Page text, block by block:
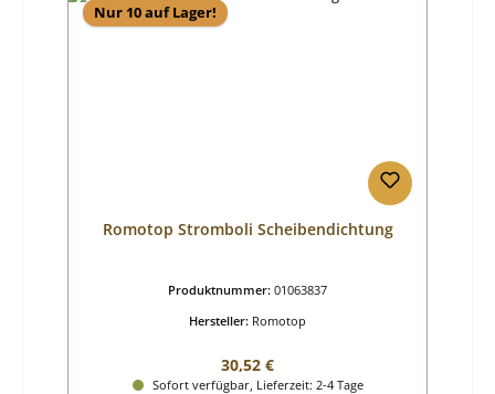
Nur 10 auf Lager!
Romotop Stromboli Scheibendichtung
Produktnummer: 01063837
Hersteller: Romotop
Regulärer Preis:
30,52 €
Sofort verfügbar, Lieferzeit: 2-4 Tage